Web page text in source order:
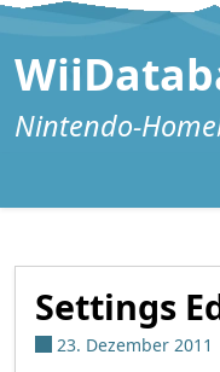
Zum Inhalt springen
Nintendo-
Settings
23. Dezember 2011